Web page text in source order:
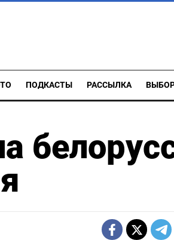
ПОДКАСТЫ РАССЫЛКА